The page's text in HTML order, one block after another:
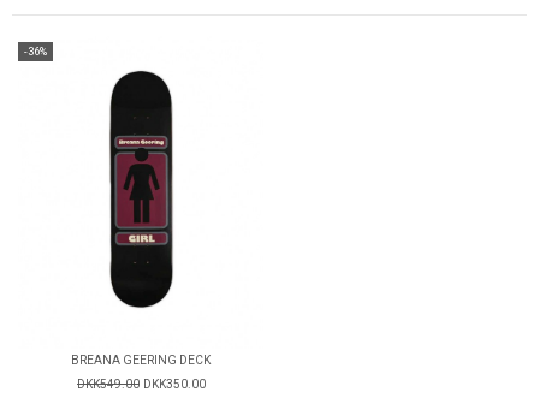
-36%
BREANA GEERING DECK
DKK549.00 DKK350.00